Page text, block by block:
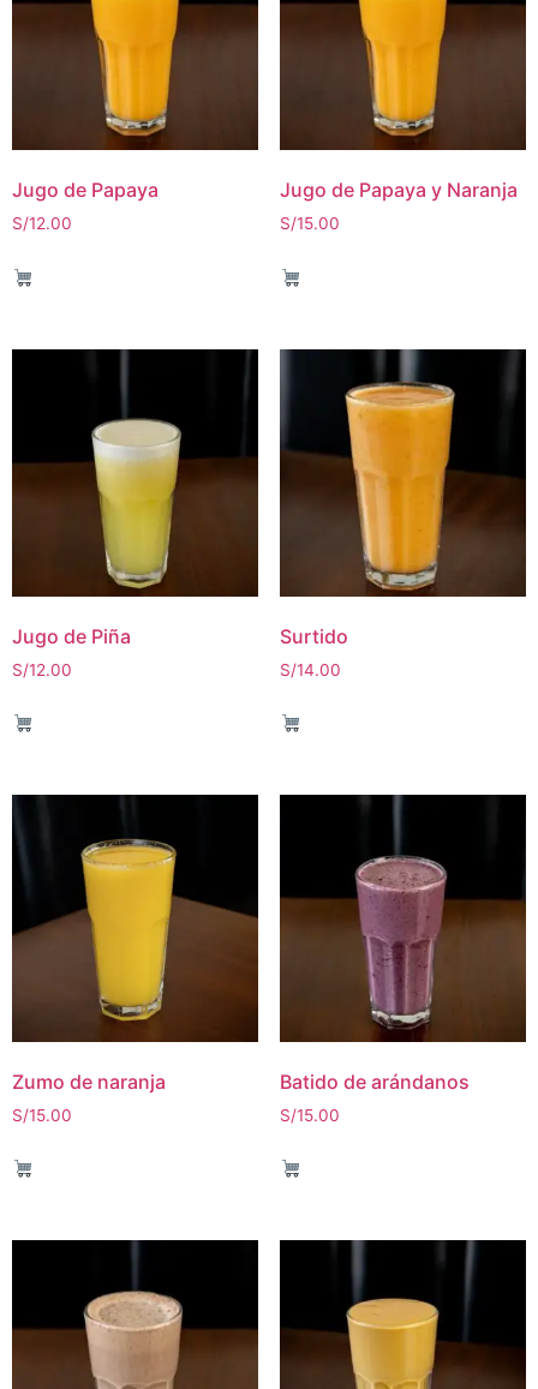
Jugo de Papaya
S/12.00
Jugo de Papaya y Naranja
S/15.00
Jugo de Piña
S/12.00
Surtido
S/14.00
Zumo de naranja
S/15.00
Batido de arándanos
S/15.00